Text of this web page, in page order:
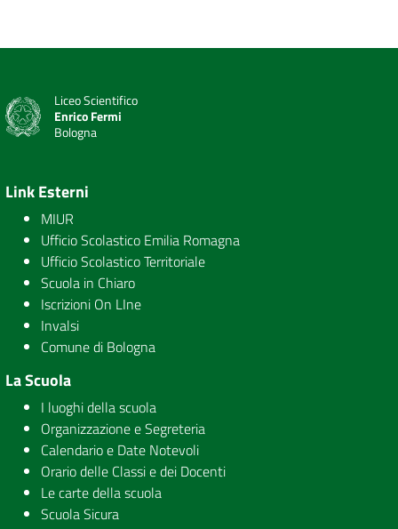
Liceo Scientifico
Enrico Fermi
Bologna
Link Esterni
MIUR
Ufficio Scolastico Emilia Romagna
Ufficio Scolastico Territoriale
Scuola in Chiaro
Iscrizioni On LIne
Invalsi
Comune di Bologna
La Scuola
I luoghi della scuola
Organizzazione e Segreteria
Calendario e Date Notevoli
Orario delle Classi e dei Docenti
Le carte della scuola
Scuola Sicura